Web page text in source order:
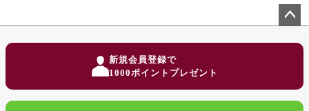
新規会員登録で
1000ポイントプレゼント